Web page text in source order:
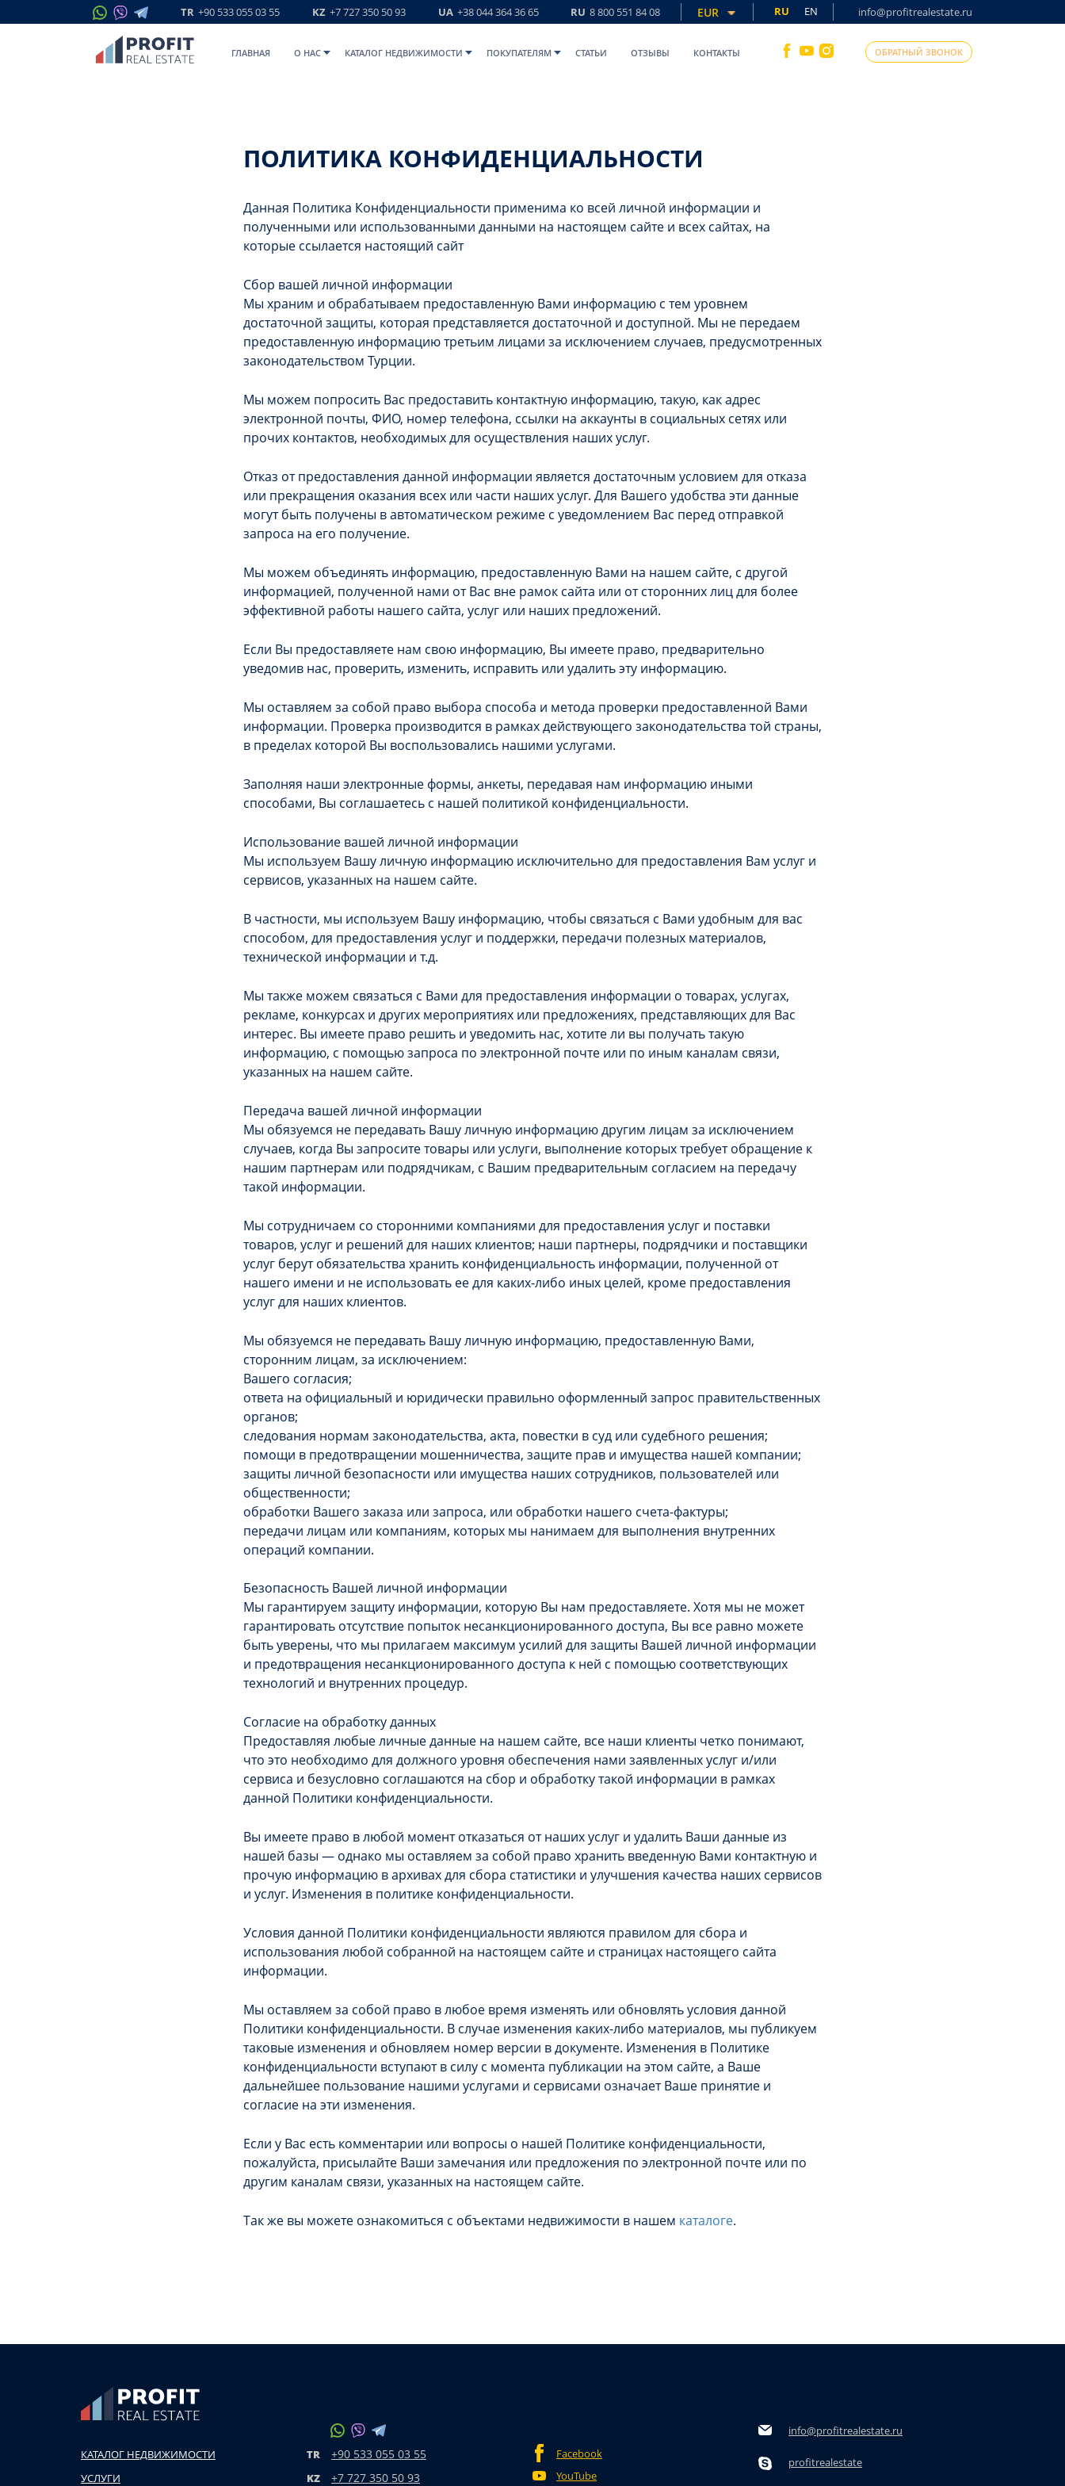
TR +90 533 055 03 55 KZ +7 727 350 50 93 UA +38 044 364 36 65 RU 8 800 551 84 08 EUR RU EN info@profitrealestate.ru
ГЛАВНАЯ O НАС КАТАЛОГ НЕДВИЖИМОСТИ ПОКУПАТЕЛЯМ СТАТЬИ ОТЗЫВЫ КОНТАКТЫ ОБРАТНЫЙ ЗВОНОК
ПОЛИТИКА КОНФИДЕНЦИАЛЬНОСТИ
Данная Политика Конфиденциальности применима ко всей личной информации и
полученными или использованными данными на настоящем сайте и всех сайтах, на
которые ссылается настоящий сайт
Сбор вашей личной информации
Мы храним и обрабатываем предоставленную Вами информацию с тем уровнем
достаточной защиты, которая представляется достаточной и доступной. Мы не передаем
предоставленную информацию третьим лицами за исключением случаев, предусмотренных
законодательством Турции.
Мы можем попросить Вас предоставить контактную информацию, такую, как адрес
электронной почты, ФИО, номер телефона, ссылки на аккаунты в социальных сетях или
прочих контактов, необходимых для осуществления наших услуг.
Отказ от предоставления данной информации является достаточным условием для отказа
или прекращения оказания всех или части наших услуг. Для Вашего удобства эти данные
могут быть получены в автоматическом режиме с уведомлением Вас перед отправкой
запроса на его получение.
Мы можем объединять информацию, предоставленную Вами на нашем сайте, с другой
информацией, полученной нами от Вас вне рамок сайта или от сторонних лиц для более
эффективной работы нашего сайта, услуг или наших предложений.
Если Вы предоставляете нам свою информацию, Вы имеете право, предварительно
уведомив нас, проверить, изменить, исправить или удалить эту информацию.
Мы оставляем за собой право выбора способа и метода проверки предоставленной Вами
информации. Проверка производится в рамках действующего законодательства той страны,
в пределах которой Вы воспользовались нашими услугами.
Заполняя наши электронные формы, анкеты, передавая нам информацию иными
способами, Вы соглашаетесь с нашей политикой конфиденциальности.
Использование вашей личной информации
Мы используем Вашу личную информацию исключительно для предоставления Вам услуг и
сервисов, указанных на нашем сайте.
В частности, мы используем Вашу информацию, чтобы связаться с Вами удобным для вас
способом, для предоставления услуг и поддержки, передачи полезных материалов,
технической информации и т.д.
Мы также можем связаться с Вами для предоставления информации о товарах, услугах,
рекламе, конкурсах и других мероприятиях или предложениях, представляющих для Вас
интерес. Вы имеете право решить и уведомить нас, хотите ли вы получать такую
информацию, с помощью запроса по электронной почте или по иным каналам связи,
указанных на нашем сайте.
Передача вашей личной информации
Мы обязуемся не передавать Вашу личную информацию другим лицам за исключением
случаев, когда Вы запросите товары или услуги, выполнение которых требует обращение к
нашим партнерам или подрядчикам, с Вашим предварительным согласием на передачу
такой информации.
Мы сотрудничаем со сторонними компаниями для предоставления услуг и поставки
товаров, услуг и решений для наших клиентов; наши партнеры, подрядчики и поставщики
услуг берут обязательства хранить конфиденциальность информации, полученной от
нашего имени и не использовать ее для каких-либо иных целей, кроме предоставления
услуг для наших клиентов.
Мы обязуемся не передавать Вашу личную информацию, предоставленную Вами,
сторонним лицам, за исключением:
Вашего согласия;
ответа на официальный и юридически правильно оформленный запрос правительственных
органов;
следования нормам законодательства, акта, повестки в суд или судебного решения;
помощи в предотвращении мошенничества, защите прав и имущества нашей компании;
защиты личной безопасности или имущества наших сотрудников, пользователей или
общественности;
обработки Вашего заказа или запроса, или обработки нашего счета-фактуры;
передачи лицам или компаниям, которых мы нанимаем для выполнения внутренних
операций компании.
Безопасность Вашей личной информации
Мы гарантируем защиту информации, которую Вы нам предоставляете. Хотя мы не может
гарантировать отсутствие попыток несанкционированного доступа, Вы все равно можете
быть уверены, что мы прилагаем максимум усилий для защиты Вашей личной информации
и предотвращения несанкционированного доступа к ней с помощью соответствующих
технологий и внутренних процедур.
Согласие на обработку данных
Предоставляя любые личные данные на нашем сайте, все наши клиенты четко понимают,
что это необходимо для должного уровня обеспечения нами заявленных услуг и/или
сервиса и безусловно соглашаются на сбор и обработку такой информации в рамках
данной Политики конфиденциальности.
Вы имеете право в любой момент отказаться от наших услуг и удалить Ваши данные из
нашей базы — однако мы оставляем за собой право хранить введенную Вами контактную и
прочую информацию в архивах для сбора статистики и улучшения качества наших сервисов
и услуг. Изменения в политике конфиденциальности.
Условия данной Политики конфиденциальности являются правилом для сбора и
использования любой собранной на настоящем сайте и страницах настоящего сайта
информации.
Мы оставляем за собой право в любое время изменять или обновлять условия данной
Политики конфиденциальности. В случае изменения каких-либо материалов, мы публикуем
таковые изменения и обновляем номер версии в документе. Изменения в Политике
конфиденциальности вступают в силу с момента публикации на этом сайте, а Ваше
дальнейшее пользование нашими услугами и сервисами означает Ваше принятие и
согласие на эти изменения.
Если у Вас есть комментарии или вопросы о нашей Политике конфиденциальности,
пожалуйста, присылайте Ваши замечания или предложения по электронной почте или по
другим каналам связи, указанных на настоящем сайте.
Так же вы можете ознакомиться с объектами недвижимости в нашем каталоге.
КАТАЛОГ НЕДВИЖИМОСТИ
УСЛУГИ
TR +90 533 055 03 55
KZ +7 727 350 50 93
Facebook
YouTube
info@profitrealestate.ru
profitrealestate